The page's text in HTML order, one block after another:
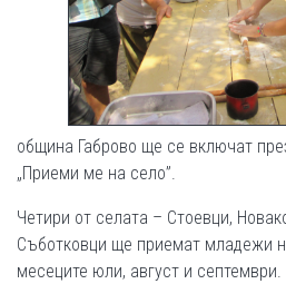
община Габрово ще се включат
„Приеми ме на село”.
Четири от селата – Стоевци,
Съботковци ще приемат младежи
месеците юли, август и